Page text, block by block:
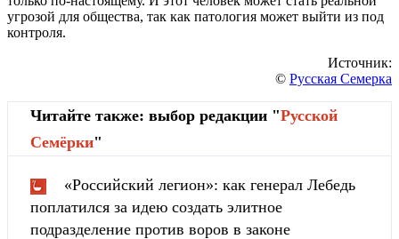
угрозой для общества, так как патология может выйти из под
контроля.
Источник:
© Русская Семерка
Читайте также: выбор редакции "Русской
Cемёрки"
«Российский легион»: как генерал Лебедь
поплатился за идею создать элитное
подразделение против воров в законе